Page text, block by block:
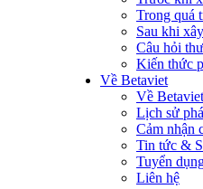
Trong quá
Sau khi
Câu hỏi
Kiến thức
Về Betaviet
Về Betaviet
Lịch sử
Cảm nhận
Tin tức &
Tuyển
Liên hệ